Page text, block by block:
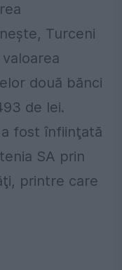
Turceni
două bănci
de lei.
fost înfiinţată
SA prin
printre care